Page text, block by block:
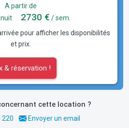
A partir de
2730 € / sem.
pour afficher les disponibilités
et prix.
& réservation !
cette location ?
220 Envoyer un email